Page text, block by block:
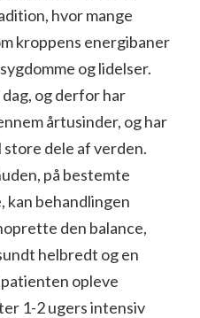
hvor mange
kroppens energibaner
og lidelser.
og derfor har
årtusinder, og har
dele af verden.
på bestemte
kan behandlingen
den balance,
helbredt og en
opleve
1-2 ugers intensiv